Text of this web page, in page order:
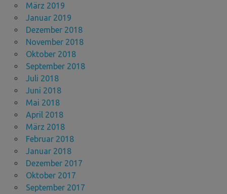
März 2019
Januar 2019
Dezember 2018
November 2018
Oktober 2018
September 2018
Juli 2018
Juni 2018
Mai 2018
April 2018
März 2018
Februar 2018
Januar 2018
Dezember 2017
Oktober 2017
September 2017